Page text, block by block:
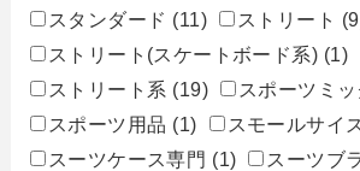
スタンダード (11) ストリート
ストリート(スケートボード系) (1)
ストリート系 (19) スポーツミッ
スポーツ用品 (1) スモールサイ
スーツケース専門 (1) スーツブ